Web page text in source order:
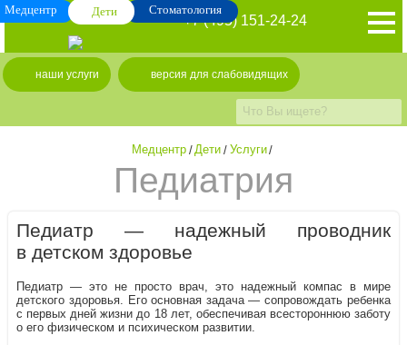
Медцентр Дети Стоматология
+7 (495) 151-24-24
наши услуги версия для слабовидящих
Медцентр /Дети / Услуги/
Педиатрия
Педиатр — надежный проводник
в детском здоровье
Педиатр — это не просто врач, это надежный компас в мире
детского здоровья. Его основная задача — сопровождать ребенка
с первых дней жизни до 18 лет, обеспечивая всестороннюю заботу
о его физическом и психическом развитии.